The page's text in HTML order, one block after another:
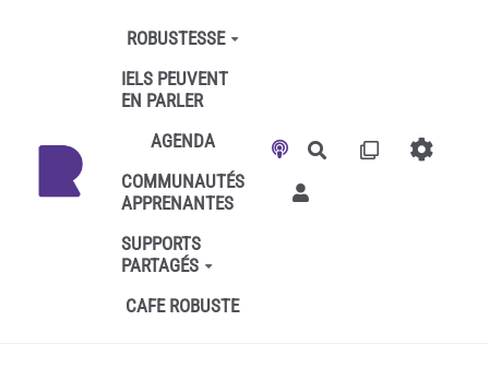
Aller au contenu principal
ROBUSTESSE
IELS PEUVENT
EN PARLER
AGENDA
COMMUNAUTÉS
APPRENANTES
SUPPORTS
PARTAGÉS
CAFE ROBUSTE
Rechercher